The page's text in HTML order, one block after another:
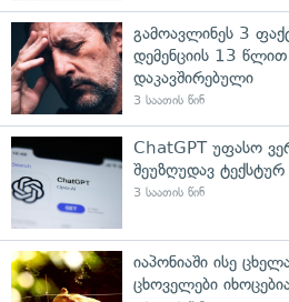
გამოავლინეს 3
დემენციის 13 წლით
დაკავშირებული
3 საათის წინ
ChatGPT უფასო
შეუზღუდავ ტექსტურ
3 საათის წინ
იაპონიაში ისე
ცხოველები